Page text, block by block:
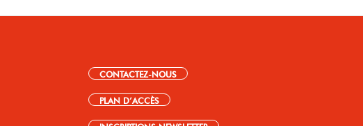
CONTACTEZ-NOUS
PLAN D’ACCÈS